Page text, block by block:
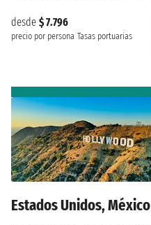
desde $ 7.796
precio por persona Tasas portuarias
Estados Unidos, México